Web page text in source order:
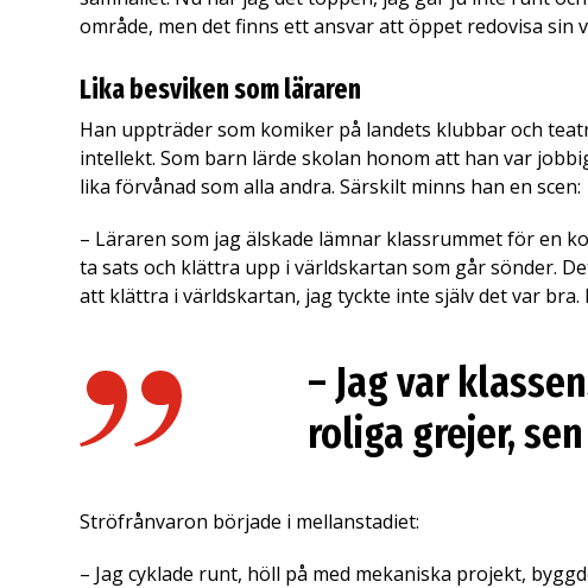
område, men det finns ett ansvar att öppet redovisa sin
Lika besviken som läraren
Han uppträder som komiker på landets klubbar och
intellekt. Som barn lärde skolan honom att han var
lika förvånad som alla andra. Särskilt minns han en scen:
– Läraren som jag älskade lämnar klassrummet för en
ta sats och klättra upp i världskartan som går sönder.
att klättra i världskartan, jag tyckte inte själv det var
– Jag var
roliga grejer,
Ströfrånvaron började i mellanstadiet:
– Jag cyklade runt, höll på med mekaniska projekt,